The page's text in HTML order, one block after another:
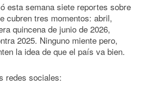
esta semana siete reportes sobre
cubren tres momentos: abril,
quincena de junio de 2026,
2025. Ninguno miente pero,
la idea de que el país va bien.
redes sociales: